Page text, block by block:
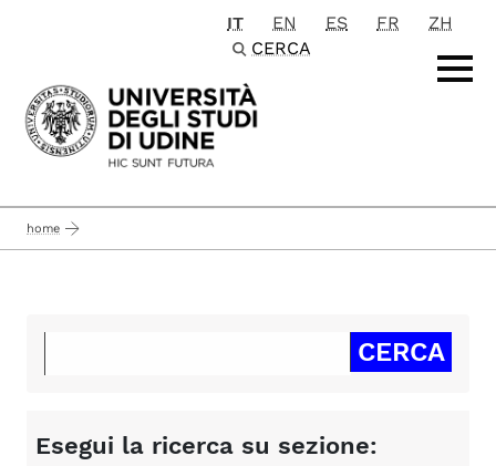
Passa al contenuto principale
IT EN ES FR
ZH
CERCA
home
Esegui la ricerca su sezione: